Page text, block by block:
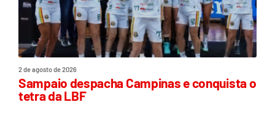
2 de agosto de 2026
Sampaio despacha Campinas e conquista o
tetra da LBF